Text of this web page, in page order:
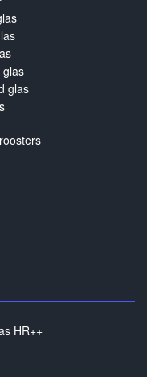
glas
glas
HR++